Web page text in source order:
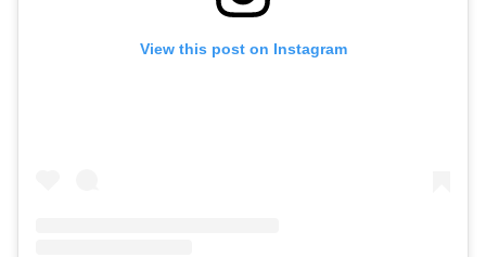
View this post on Instagram